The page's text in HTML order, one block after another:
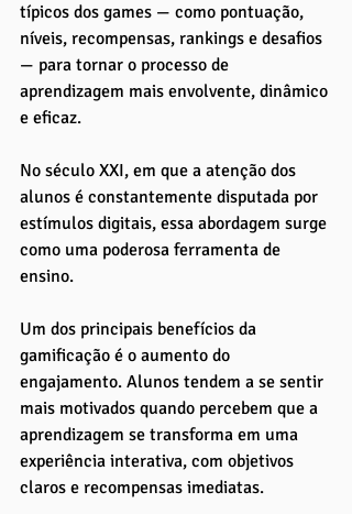
típicos dos games — como pontuação,
níveis, recompensas, rankings e desafios
— para tornar o processo de
aprendizagem mais envolvente, dinâmico
e eficaz.
No século XXI, em que a atenção dos
alunos é constantemente disputada por
estímulos digitais, essa abordagem surge
como uma poderosa ferramenta de
ensino.
Um dos principais benefícios da
gamificação é o aumento do
engajamento. Alunos tendem a se sentir
mais motivados quando percebem que a
aprendizagem se transforma em uma
experiência interativa, com objetivos
claros e recompensas imediatas.